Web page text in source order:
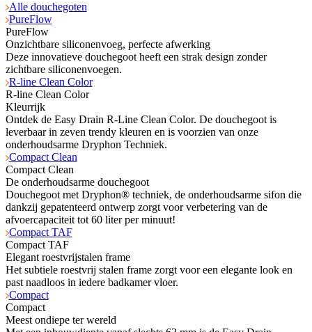
Alle douchegoten
PureFlow
PureFlow
Onzichtbare siliconenvoeg, perfecte afwerking
Deze innovatieve douchegoot heeft een strak design zonder
zichtbare siliconenvoegen.
R-line Clean Color
R-line Clean Color
Kleurrijk
Ontdek de Easy Drain R-Line Clean Color. De douchegoot is
leverbaar in zeven trendy kleuren en is voorzien van onze
onderhoudsarme Dryphon Techniek.
Compact Clean
Compact Clean
De onderhoudsarme douchegoot
Douchegoot met Dryphon® techniek, de onderhoudsarme sifon die
dankzij gepatenteerd ontwerp zorgt voor verbetering van de
afvoercapaciteit tot 60 liter per minuut!
Compact TAF
Compact TAF
Elegant roestvrijstalen frame
Het subtiele roestvrij stalen frame zorgt voor een elegante look en
past naadloos in iedere badkamer vloer.
Compact
Compact
Meest ondiepe ter wereld